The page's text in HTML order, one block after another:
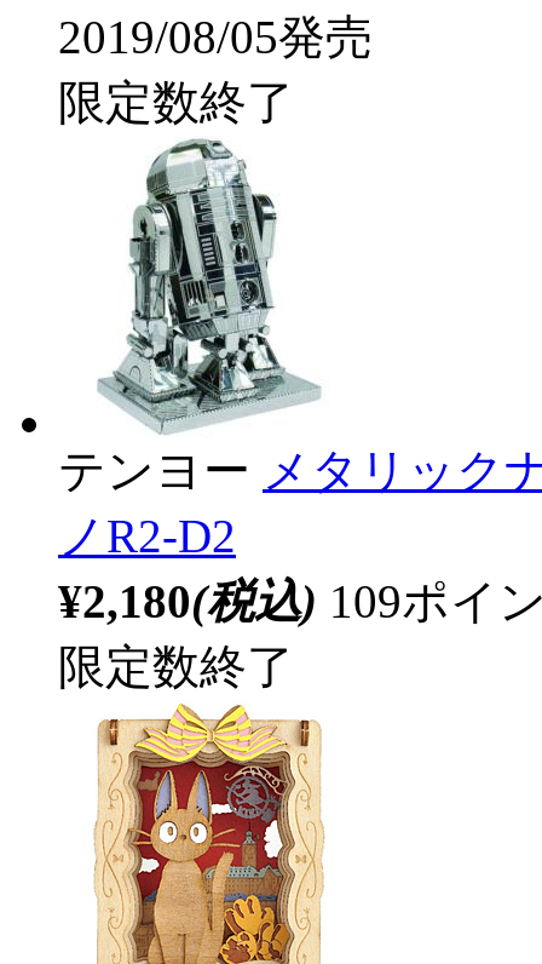
2019/08/05発売
限定数終了
テンヨー メタリック
ノR2-D2
¥2,180(税込) 109ポイ
限定数終了